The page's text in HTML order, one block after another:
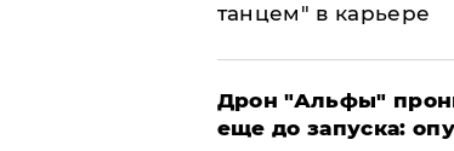
танцем" в карьере
Дрон "Альфы"
еще до запуска: